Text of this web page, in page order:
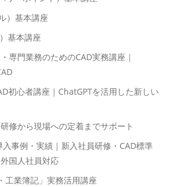
）基本講座
基本講座
専門業務のためのCAD実務講座｜
初心者講座｜ChatGPTを活用した新しい
修から現場への定着までサポート
入事例・実績｜新入社員研修・CAD標準
国人社員対応
工業簿記」実務活用講座